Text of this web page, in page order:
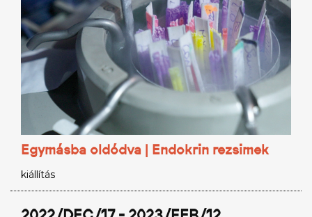
Egymásba oldódva | Endokrin rezsimek
kiállítás